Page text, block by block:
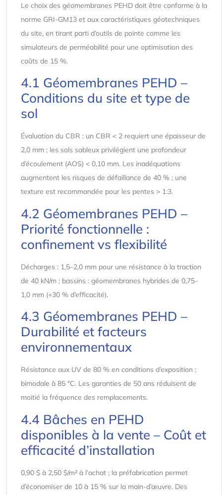
Le choix des géomembranes PEHD doit être conforme à la
norme GRI-GM13 et aux caractéristiques géotechniques
du site, en tirant parti d’outils de pointe comme les
simulateurs de perméabilité pour une optimisation des
coûts de 15 %.
4.1 Géomembranes PEHD –
Conditions du site et type de
sol
Évaluation du CBR : ​​un CBR < 2 requiert une épaisseur de
2,0 mm ; les sols sableux privilégient une profondeur
d’écoulement (AOS) < 0,10 mm. Les inadéquations
augmentent les risques de défaillance de 40 % ; une
texture est recommandée pour les pentes > 1:3.
4.2 Géomembranes PEHD –
Priorité fonctionnelle :
confinement vs flexibilité
Décharges : 1,5–2,0 mm pour une résistance à la traction
de 40 kN/m ; bassins : géomembranes hybrides de 0,75–
1,0 mm (+30 % d’efficacité).
4.3 Géomembranes PEHD –
Durabilité et facteurs
environnementaux
Résistance aux UV de 80 % en conditions d’exposition ;
bimodale à 85 °C. Les garanties de 50 ans réduisent de
moitié la fréquence des remplacements.
4.4 Bâches en PEHD
disponibles à la vente – Coût et
efficacité d’installation
0,90 $ à 2,50 $/m² à l’achat ; la préfabrication permet
d’économiser de 10 à 15 % sur la main-d’œuvre. Des